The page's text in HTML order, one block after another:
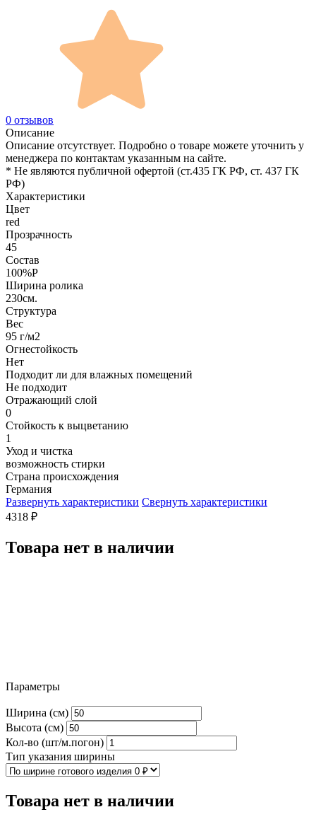
0 отзывов
Описание
Описание отсутствует. Подробно о товаре можете уточнить у
менеджера по контактам указанным на сайте.
* Не являются публичной офертой (ст.435 ГК РФ, cт. 437 ГК
РФ)
Характеристики
Цвет
red
Прозрачность
45
Состав
100%P
Ширина ролика
230см.
Структура
Вес
95 г/м2
Огнестойкость
Нет
Подходит ли для влажных помещений
Не подходит
Отражающий слой
0
Стойкость к выцветанию
1
Уход и чистка
возможность стирки
Страна происхождения
Германия
Развернуть характеристики Свернуть характеристики
4318 ₽
Товара нет в наличии
Параметры
Ширина (см)
Высота (см)
Кол-во (шт/м.погон)
Тип указания ширины
Товара нет в наличии